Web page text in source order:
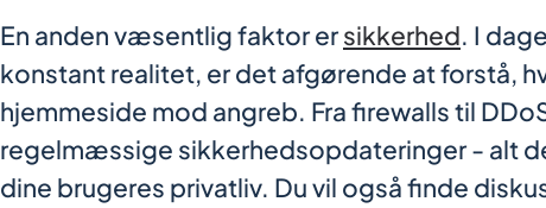
En anden væsentlig faktor ersikkerhed. I
konstant realitet, er det afgørende at forstå,
hjemmeside mod angreb. Fra firewalls til
regelmæssige sikkerhedsopdateringer - alt
dine brugeres privatliv. Du vil også finde